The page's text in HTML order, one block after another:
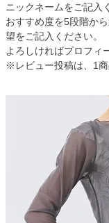
ニックネームをご記入
おすすめ度を5段階か
望をご記入ください。
よろしければプロフィ
※レビュー投稿は、1商